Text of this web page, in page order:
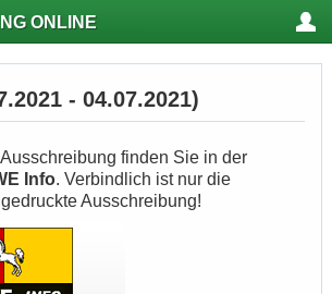
ONLINE
- 04.07.2021)
finden Sie in der
Info. Verbindlich ist nur die
Ausschreibung!